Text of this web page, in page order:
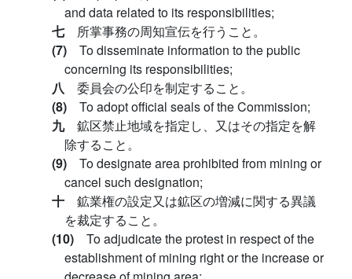
and data related to its responsibilities;
七 所掌事務の周知宣伝を行うこと。
(7) To disseminate information to the public
concerning its responsibilities;
八 委員会の公印を制定すること。
(8) To adopt official seals of the Commission;
九 鉱区禁止地域を指定し、又はその指定を解
除すること。
(9) To designate area prohibited from mining or
cancel such designation;
十 鉱業権の設定又は鉱区の増減に関する異議
を裁定すること。
(10) To adjudicate the protest in respect of the
establishment of mining right or the increase or